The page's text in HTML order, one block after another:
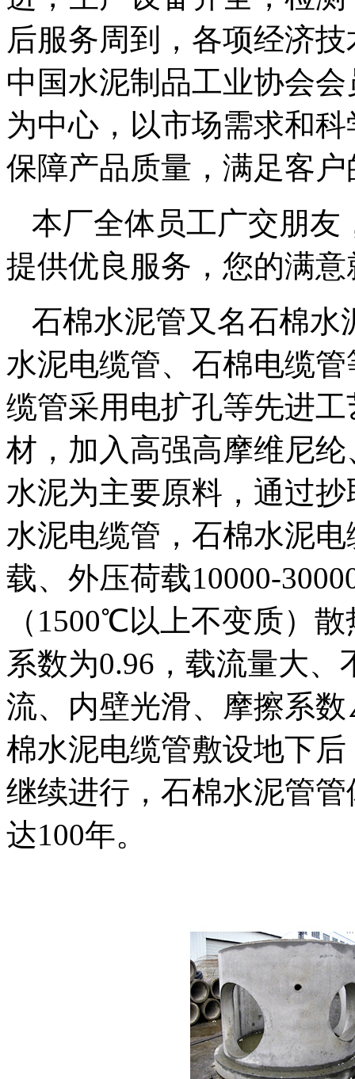
后服务周到，各项经济
中国水泥制品工业协会
为中心，以市场需求和
保障产品质量，满足客
本厂全体员工广交朋友
提供优良服务，您的满
石棉水泥管又名石棉水
水泥电缆管、石棉电缆
缆管采用电扩孔等先进
材，加入高强高摩维尼
水泥为主要原料，通过
水泥电缆管，石棉水泥
载、外压荷载10000-
（1500℃以上不变质）
系数为0.96，载流量大
流、内壁光滑、摩擦系
棉水泥电缆管敷设地下
继续进行，石棉水泥管
达100年。